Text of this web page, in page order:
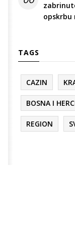
TAGS
CAZIN
BOSNA I
REGION